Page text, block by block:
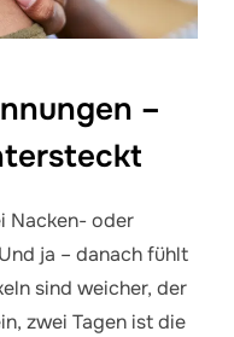
–
Nacken- oder
ja – danach fühlt
sind weicher, der
zwei Tagen ist die